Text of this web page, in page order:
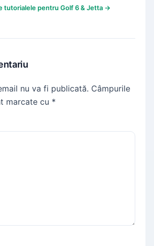
tutorialele pentru Golf 6 & Jetta →
nu va fi publicată. Câmpurile
marcate cu *